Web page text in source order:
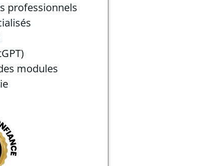
professionnels
modules